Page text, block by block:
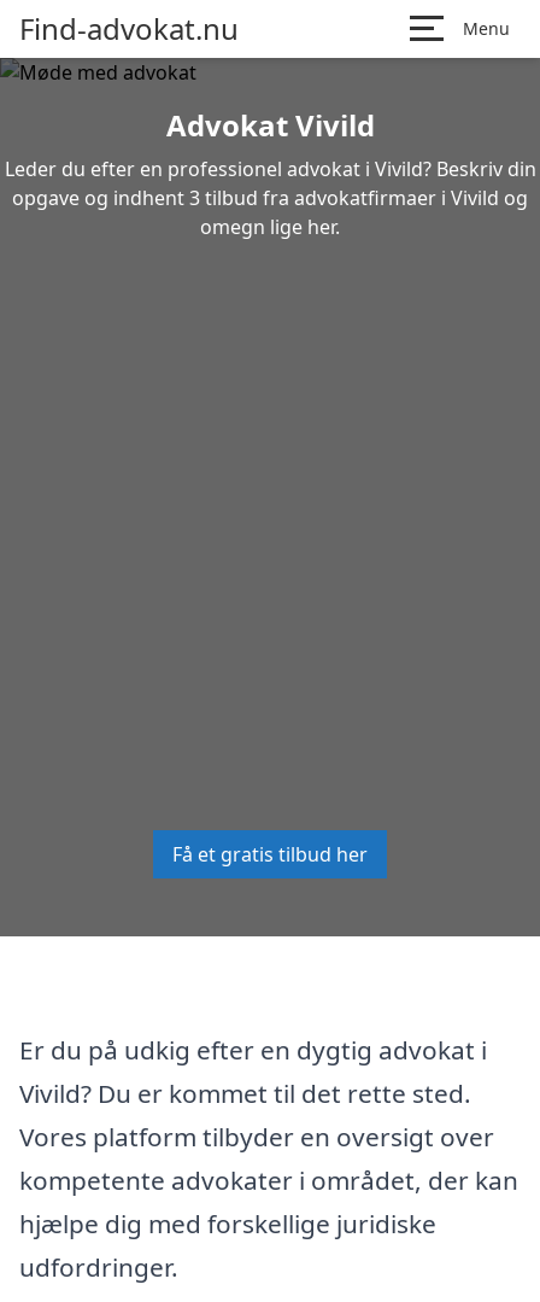
Find-advokat.nu Menu
Advokat Vivild
Leder du efter en professionel advokat i Vivild? Beskriv din
opgave og indhent 3 tilbud fra advokatfirmaer i Vivild og
omegn lige her.
Få et gratis tilbud her
Er du på udkig efter en dygtig advokat i
Vivild? Du er kommet til det rette sted.
Vores platform tilbyder en oversigt over
kompetente advokater i området, der kan
hjælpe dig med forskellige juridiske
udfordringer.